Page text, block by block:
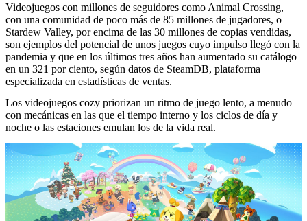
Videojuegos con millones de seguidores como Animal Crossing,
con una comunidad de poco más de 85 millones de jugadores, o
Stardew Valley, por encima de las 30 millones de copias vendidas,
son ejemplos del potencial de unos juegos cuyo impulso llegó con la
pandemia y que en los últimos tres años han aumentado su catálogo
en un 321 por ciento, según datos de SteamDB, plataforma
especializada en estadísticas de ventas.
Los videojuegos cozy priorizan un ritmo de juego lento, a menudo
con mecánicas en las que el tiempo interno y los ciclos de día y
noche o las estaciones emulan los de la vida real.